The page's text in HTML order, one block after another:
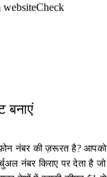
बनाएं
नंबर की ज़रूरत है? आपको
नंबर किराए पर देता है जो